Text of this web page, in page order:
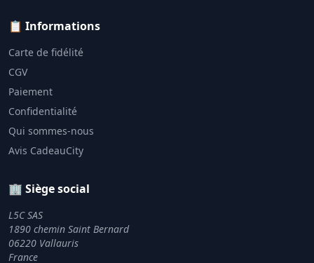
📋 Informations
Carte de fidélité
CGV
Paiement
Confidentialité
Qui sommes-nous
Avis CadeauCity
🏢 Siège social
L5C SAS
1890 chemin Saint Bernard
06220 Vallauris
France